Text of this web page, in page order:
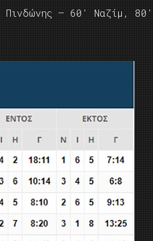
– 60′ Ναζίμ, 80′